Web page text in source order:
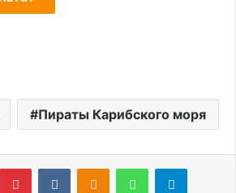
Пираты Карибского моря